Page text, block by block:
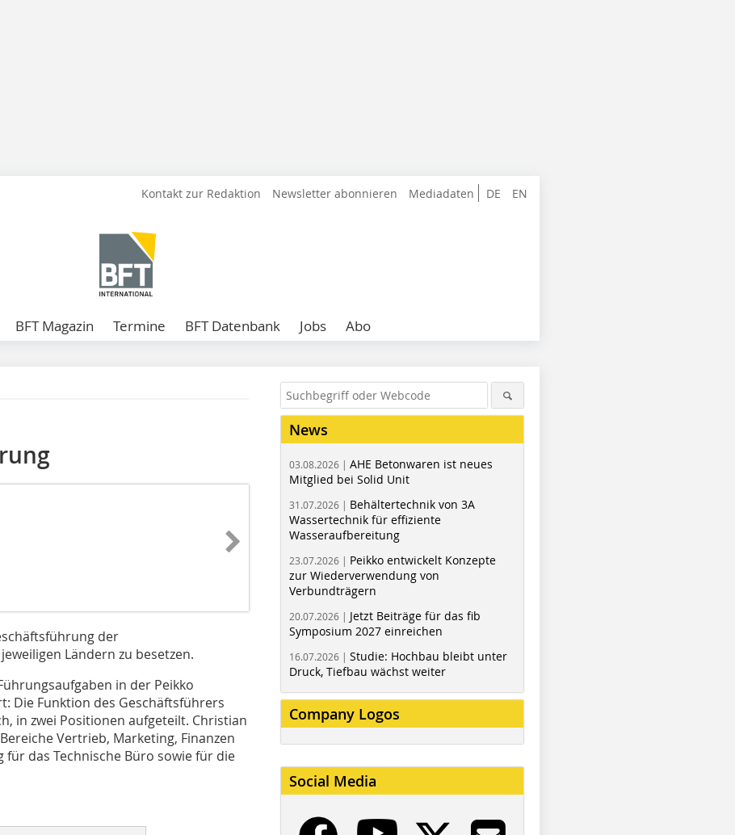
DE EN
Kontakt zur Redaktion Newsletter abonnieren Mediadaten
BFT Magazin Termine BFT Datenbank Jobs Abo
der
Ländern zu besetzen.
in der Peikko
Die Funktion des Geschäftsführers
in zwei Positionen aufgeteilt. Christian
Vertrieb, Marketing, Finanzen
das Technische Büro sowie für die
News
03.08.2026 | AHE Betonwaren ist neues
Mitglied bei Solid Unit
31.07.2026 | Behältertechnik von 3A
Wassertechnik für effiziente
Wasseraufbereitung
23.07.2026 | Peikko entwickelt Konzepte
zur Wiederverwendung von
Verbundträgern
20.07.2026 | Jetzt Beiträge für das fib
Symposium 2027 einreichen
16.07.2026 | Studie: Hochbau bleibt unter
Druck, Tiefbau wächst weiter
Company Logos
Social Media